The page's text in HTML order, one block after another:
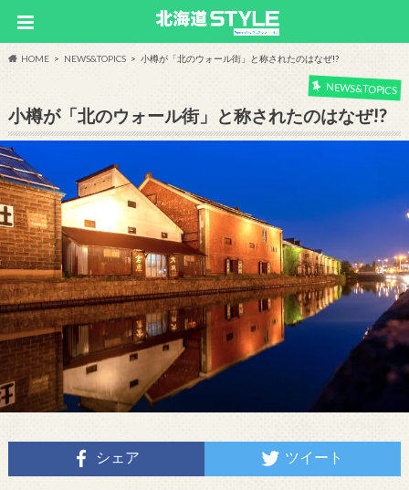
HOME NEWS&TOPICS 小樽が「北のウォール街」と称されたのはなぜ!?
NEWS&TOPICS
小樽が「北のウォール街」と称されたのはなぜ!?
シェア ツイート